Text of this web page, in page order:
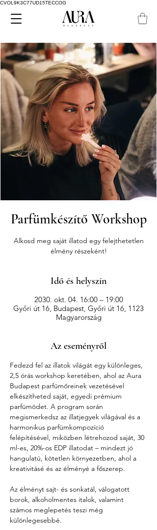
CVOL9K3C77UD15TECCOG
Parfümkészítő Workshop
Alkosd meg saját illatod egy felejthetetlen
élmény részeként!
Idő és helyszín
2030. okt. 04. 16:00 – 19:00
Győri út 16, Budapest, Győri út 16, 1123
Magyarország
Az eseményről
Fedezd fel az illatok világát egy különleges,
2,5 órás workshop keretében, ahol az Aura
Budapest parfümőreinek vezetésével
elkészítheted saját, egyedi prémium
parfümödet. A program során
megismerkedsz az illatjegyek világával és a
harmonikus parfümkompozíció
felépítésével, miközben létrehozod saját, 30
ml-es, 20%-os EDP illatodat – mindezt jó
hangulatú, kötetlen környezetben, ahol a
kreativitásé és az élményé a főszerep.
Az élményt sajt- és sonkatál, válogatott
borok, alkoholmentes italok, valamint
számos meglepetés teszi még
különlegesebbé.